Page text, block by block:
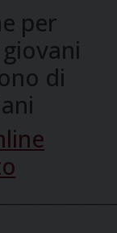
per
di